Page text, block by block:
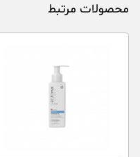
محصولات مرتبط